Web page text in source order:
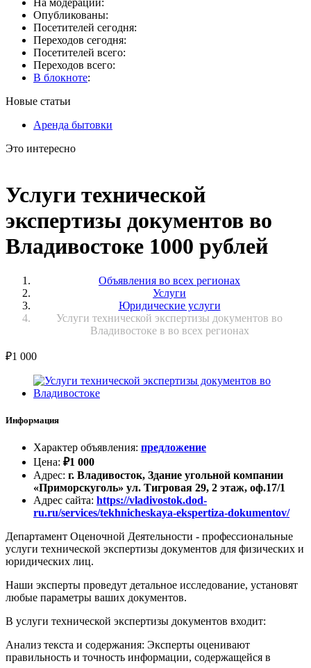
На модерации:
Опубликованы:
Посетителей сегодня:
Переходов сегодня:
Посетителей всего:
Переходов всего:
В блокноте:
Новые статьи
Аренда бытовки
Это интересно
Услуги технической
экспертизы документов во
Владивостоке 1000 рублей
Объявления во всех регионах
Услуги
Юридические услуги
Услуги технической экспертизы документов во
Владивостоке в во всех регионах
₽1 000
Информация
Характер объявления: предложение
Цена: ₽1 000
Адрес: г. Владивосток, Здание угольной компании
«Приморскуголь» ул. Тигровая 29, 2 этаж, оф.17/1
Адрес сайта: https://vladivostok.dod-
ru.ru/services/tekhnicheskaya-ekspertiza-dokumentov/
Департамент Оценочной Деятельности - профессиональные
услуги технической экспертизы документов для физических и
юридических лиц.
Наши эксперты проведут детальное исследование, установят
любые параметры ваших документов.
В услуги технической экспертизы документов входит:
Анализ текста и содержания: Эксперты оценивают
правильность и точность информации, содержащейся в